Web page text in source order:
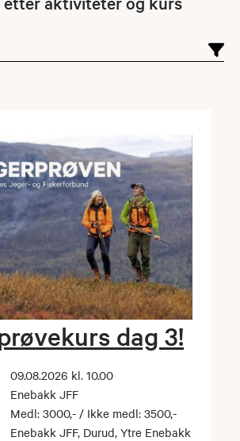
dag 3!
09.08.2026 kl. 10.00
Enebakk JFF
Medl: 3000,- / Ikke medl: 3500,-
Enebakk JFF, Durud, Ytre Enebakk